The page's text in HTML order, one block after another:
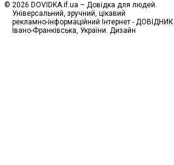
© 2026 DOVIDKA.if.ua – Довідка для людей.
Універсальний, зручний, цікавий
рекламно-інформаційний Інтернет - ДОВІДНИК
Івано-Франківська, України. Дизайн